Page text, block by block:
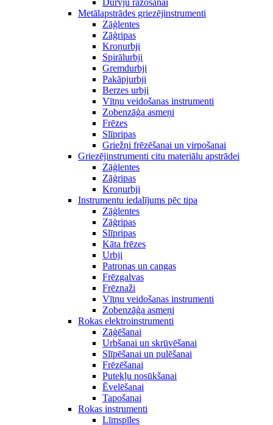
Durvju ražošanai
Metālapstrādes griezējinstrumenti
Zāģlentes
Zāģripas
Kroņurbji
Spirālurbji
Gremdurbji
Pakāpjurbji
Berzes urbji
Vītņu veidošanas instrumenti
Zobenzāģa asmeņi
Frēzes
Slīpripas
Griežņi frēzēšanai un virpošanai
Griezējinstrumenti citu materiālu apstrādei
Zāģlentes
Zāģripas
Kroņurbji
Instrumentu iedalījums pēc tipa
Zāģlentes
Zāģripas
Slīpripas
Kāta frēzes
Urbji
Patronas un cangas
Frēzgalvas
Frēznaži
Vītņu veidošanas instrumenti
Zobenzāģa asmeņi
Rokas elektroinstrumenti
Zāģēšanai
Urbšanai un skrūvēšanai
Slīpēšanai un pulēšanai
Frēzēšanai
Putekļu nosūkšanai
Ēvelēšanai
Tapošanai
Rokas instrumenti
Līmspīles